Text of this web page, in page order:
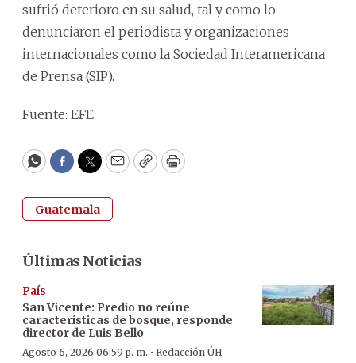
sufrió deterioro en su salud, tal y como lo
denunciaron el periodista y organizaciones
internacionales como la Sociedad Interamericana
de Prensa (SIP).
Fuente: EFE.
WhatsApp
Facebook
Twitter
EmailCopyPrint
Guatemala
Últimas Noticias
País
San Vicente: Predio no reúne
características de bosque, responde
director de Luis Bello
Agosto 6, 2026 06:59 p. m. · Redacción ÚH